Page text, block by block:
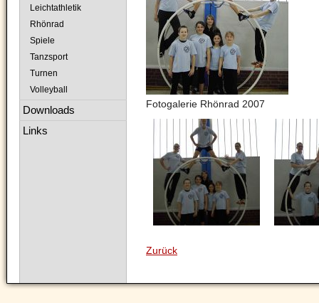
Fotogalerie Rhönrad 2007
Zurück
Leichtathletik
Rhönrad
Spiele
Tanzsport
Turnen
Volleyball
Downloads
Links
Navigation